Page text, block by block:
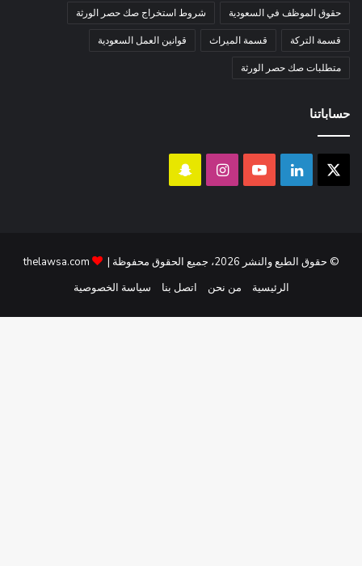
حقوق الموظف في السعودية شروط استخراج صك حصر الورثة
قسمة التركة قسمة الميراث قوانين العمل السعودية
متطلبات صك حصر الورثة
حساباتنا
لينكدإن‫YouTubeانستقرامسناب
© حقوق الطبع والنشر 2026، جميع الحقوق محفوظة |
thelawsa.com
الرئيسية
من نحن اتصل بنا سياسة الخصوصية